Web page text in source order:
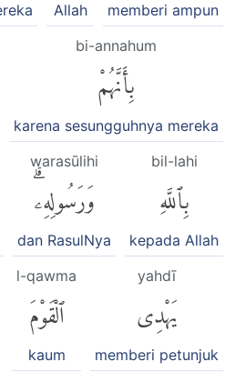
memberi ampun
Allah
bi-annahum
بِأَنَّهُمْ
karena sesungguhnya mereka
bil-lahi
بِٱللَّهِ
kepada Allah
warasūlihi
وَرَسُولِهِۦۗ
dan RasulNya
yahdī
يَهْدِى
memberi petunjuk
l-qawma
ٱلْقَوْمَ
kaum